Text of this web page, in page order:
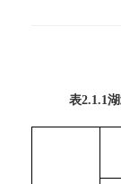
表2.1.1